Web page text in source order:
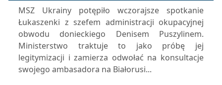
MSZ Ukrainy potępiło wczorajsze spotkanie
Łukaszenki z szefem administracji okupacyjnej
obwodu donieckiego Denisem Puszylinem.
Ministerstwo traktuje to jako próbę jej
legitymizacji i zamierza odwołać na konsultacje
swojego ambasadora na Białorusi...